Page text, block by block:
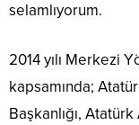
selamlıyorum.
2014 yılı Merkezi
kapsamında;
Başkanlığı,